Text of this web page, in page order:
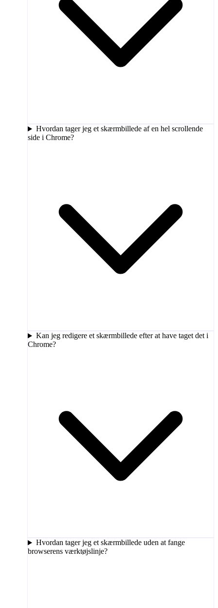
Hvordan tager jeg et skærmbillede af en hel scrollende
side i Chrome?
Kan jeg redigere et skærmbillede efter at have taget det i
Chrome?
Hvordan tager jeg et skærmbillede uden at fange
browserens værktøjslinje?